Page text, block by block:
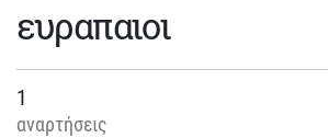
ευραπαιοι
1
αναρτήσεις